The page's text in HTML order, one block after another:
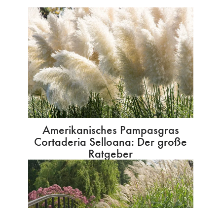
Amerikanisches Pampasgras
Cortaderia Selloana: Der große
Ratgeber